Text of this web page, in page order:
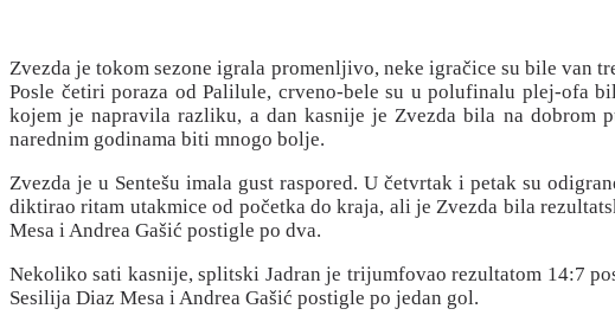
Zvezda je tokom sezone igrala promenljivo, neke igračice su bile van
Posle četiri poraza od Palilule, crveno-bele su u polufinalu plej-ofa
kojem je napravila razliku, a dan kasnije je Zvezda bila na dobrom
narednim godinama biti mnogo bolje.
Zvezda je u Sentešu imala gust raspored. U četvrtak i petak su
diktirao ritam utakmice od početka do kraja, ali je Zvezda bila
Mesa i Andrea Gašić postigle po dva.
Nekoliko sati kasnije, splitski Jadran je trijumfovao rezultatom 14:7
Sesilija Diaz Mesa i Andrea Gašić postigle po jedan gol.